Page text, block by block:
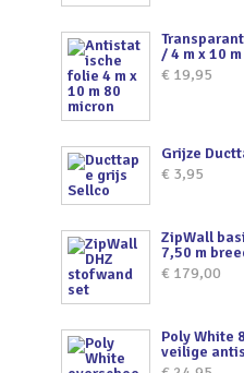
/ 4 m x 10
€ 19,95
Grijze
€ 3,95
ZipWall
7,50 m
€ 179,00
Poly White
veilige